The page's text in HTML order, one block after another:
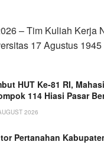
– Tim Kuliah Kerja
17 Agustus 1945
HUT Ke-81 RI,
114 Hiasi Pasar
2026
Pertanahan